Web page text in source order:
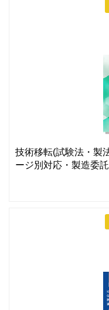
技術移転(試験法・製
ージ別対応・製造委